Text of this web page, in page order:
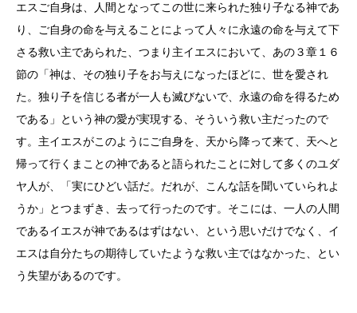
エスご自身は、人間となってこの世に来られた独り子なる神であ
り、ご自身の命を与えることによって人々に永遠の命を与えて下
さる救い主であられた、つまり主イエスにおいて、あの３章１６
節の「神は、その独り子をお与えになったほどに、世を愛され
た。独り子を信じる者が一人も滅びないで、永遠の命を得るため
である」という神の愛が実現する、そういう救い主だったので
す。主イエスがこのようにご自身を、天から降って来て、天へと
帰って行くまことの神であると語られたことに対して多くのユダ
ヤ人が、「実にひどい話だ。だれが、こんな話を聞いていられよ
うか」とつまずき、去って行ったのです。そこには、一人の人間
であるイエスが神であるはずはない、という思いだけでなく、イ
エスは自分たちの期待していたような救い主ではなかった、とい
う失望があるのです。